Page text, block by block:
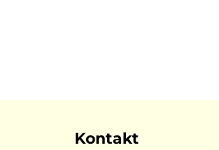
Kontakt